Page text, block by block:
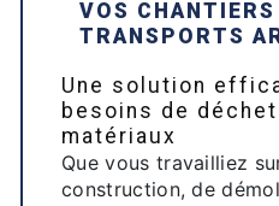
VOS CHANTIERS
TRANSPORTS
Une solution
besoins de
matériaux
Que vous travailliez
construction, de